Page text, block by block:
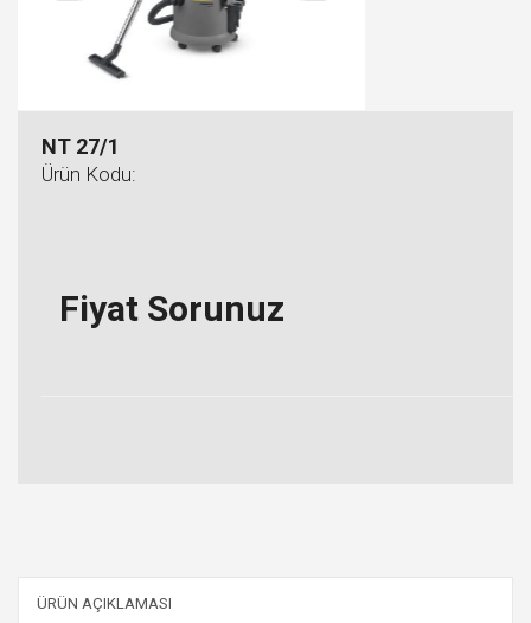
NT 27/1
Ürün Kodu:
Fiyat Sorunuz
ÜRÜN AÇIKLAMASI